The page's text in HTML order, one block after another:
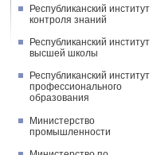
Республиканский институт
контроля знаний
Республиканский институт
высшей школы
Республиканский институт
профессионального
образования
Министерство
промышленности